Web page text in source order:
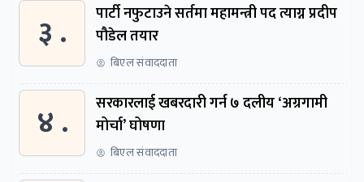
३ .
पार्टी नफुटाउने सर्तमा महामन्त्री पद त्याग्न प्रदीप
पौडेल तयार
बिएल संवाददाता
४ .
सरकारलाई खबरदारी गर्न ७ दलीय ‘अग्रगामी
मोर्चा’ घोषणा
बिएल संवाददाता